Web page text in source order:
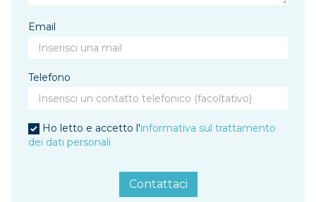
Email
Telefono
Ho letto e accetto l'informativa sul trattamento
dei dati personali
Contattaci